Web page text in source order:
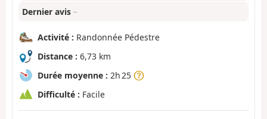
Dernier avis –
Activité : Randonnée Pédestre
Distance : 6,73 km
Durée moyenne : 2h 25
Difficulté : Facile